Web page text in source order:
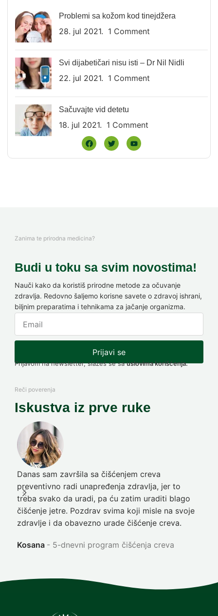
Problemi sa kožom kod tinejdžera
28. jul 2021. 1 Comment
Svi dijabetičari nisu isti – Dr Nil Nidli
22. jul 2021. 1 Comment
Sačuvajte vid detetu
18. jul 2021. 1 Comment
Zanima te prirodna medicina?
Budi u toku sa svim novostima!
Nauči kako da koristiš prirodne metode za očuvanje
zdravlja. Redovno šaljemo korisne savete o zdravoj ishrani,
biljnim preparatima i tehnikama za jačanje organizma.
Prijavi se
Prijavom na newsletter, slažeš se sauslovima korišćenja.
Reči poverenja
Iskustva iz prve ruke
Danas sam završila sa čišćenjem creva
preventivno radi unapređenja zdravlja, jer to
treba svako da uradi, pa ću zatim uraditi blago
čišćenje jetre. Pozdrav svima koji misle na svoje
zdravlje i da obavezno urade čišćenje creva.
Kosana 5-dnevni program čišćenja creva